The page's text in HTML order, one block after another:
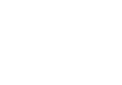
הקלד/י.